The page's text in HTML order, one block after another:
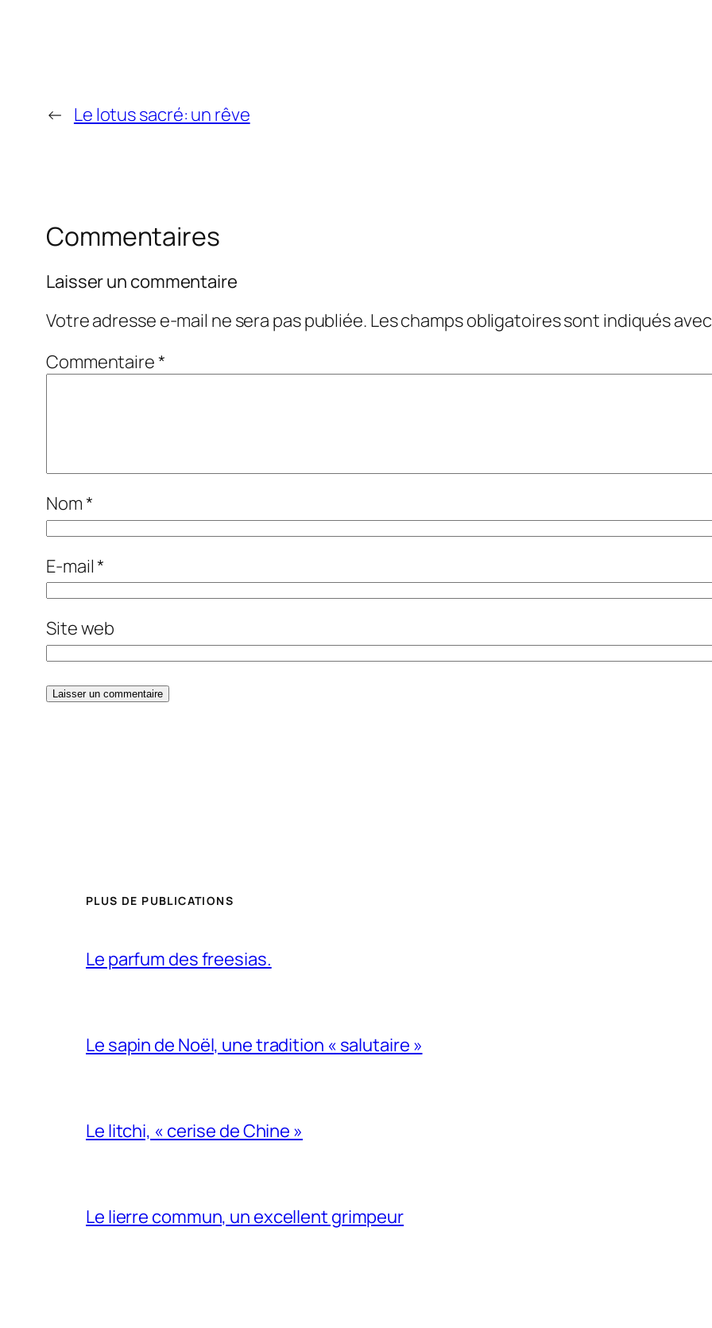
← Le lotus sacré: un rêve
Commentaires
Laisser un commentaire
Votre adresse e-mail ne sera pas publiée. Les champs obligatoires sont indiqués
Commentaire*
Nom*
E-mail*
Site web
PLUS DE PUBLICATIONS
Le parfum des freesias.
Le sapin de Noël, une tradition « salutaire »
Le litchi, « cerise de Chine »
Le lierre commun, un excellent grimpeur